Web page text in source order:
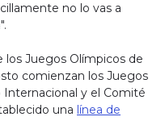
no lo vas a
los Juegos Olímpicos de
comienzan los Juegos
Internacional y el Comité
una línea de